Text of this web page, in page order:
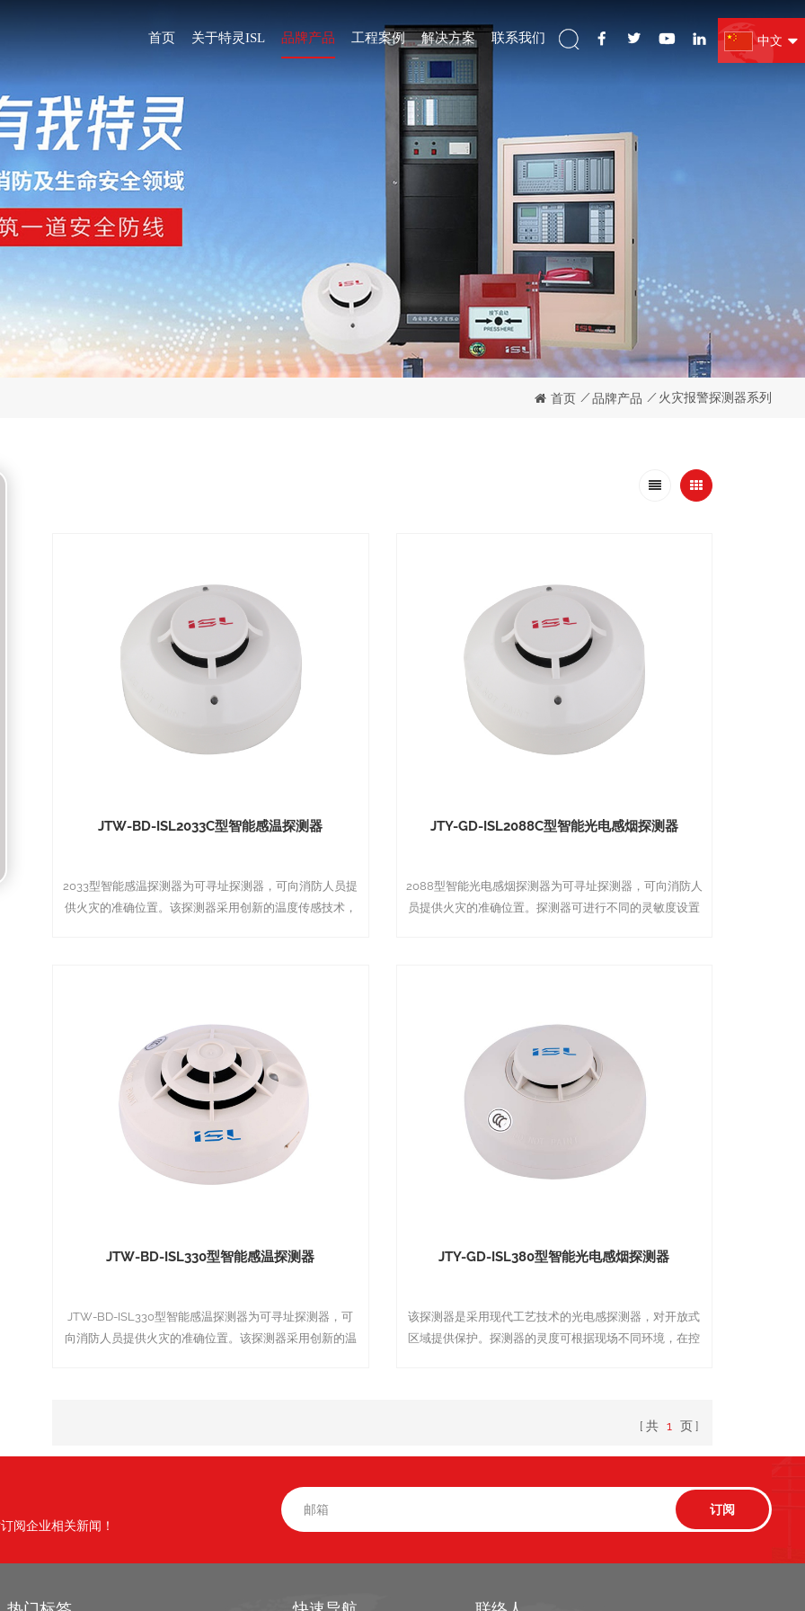
中文
首页 关于特灵ISL 品牌产品 工程案例 解决方案 联系我们
首页 / 品牌产品 / 火灾报警探测器系列
JTW-BD-ISL2033C型智能感温探测器
2033型智能感温探测器为可寻址探测器，可向消防人员提
供火灾的准确位置。该探测器采用创新的温度传感技术，
JTY-GD-ISL2088C型智能光电感烟探测器
2088型智能光电感烟探测器为可寻址探测器，可向消防人
员提供火灾的准确位置。探测器可进行不同的灵敏度设置
JTW-BD-ISL330型智能感温探测器
JTW-BD-ISL330型智能感温探测器为可寻址探测器，可
向消防人员提供火灾的准确位置。该探测器采用创新的温
JTY-GD-ISL380型智能光电感烟探测器
该探测器是采用现代工艺技术的光电感探测器，对开放式
区域提供保护。探测器的灵度可根据现场不同环境，在控
所设定的灵敏度的稳定，并发出准确的火灾信号，一旦超
测试功能便于现场测试和检查。
共 1 页
阅企业相关新闻！